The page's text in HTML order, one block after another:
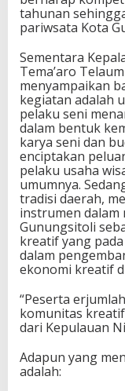
tahunan
pariwsata Kota
Sementara
Tema’aro
menyampaikan
kegiatan adalah
pelaku seni
dalam bentuk
karya seni dan
enciptakan
pelaku usaha
umumnya.
tradisi daerah,
instrumen dalam
Gunungsitoli
kreatif yang
dalam
ekonomi kreatif
“Peserta
komunitas
dari Kepulauan
Adapun yang
adalah: